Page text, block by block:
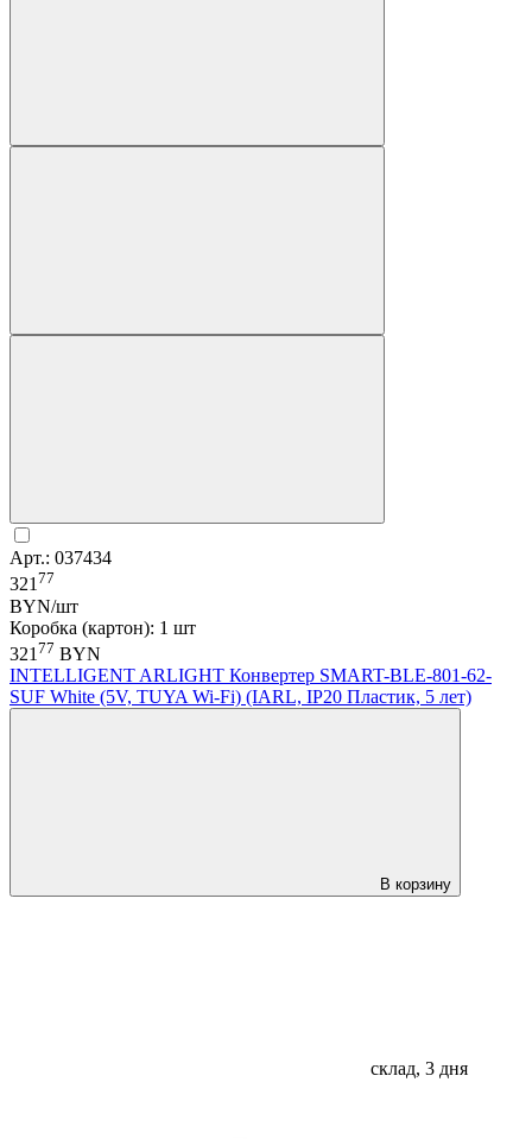
Арт.: 037434
32177
BYN/шт
Коробка (картон): 1 шт
321 77 BYN
INTELLIGENT ARLIGHT Конвертер SMART-BLE-801-62-
SUF White (5V, TUYA Wi-Fi) (IARL, IP20 Пластик, 5 лет)
В корзину
склад, 3 дня